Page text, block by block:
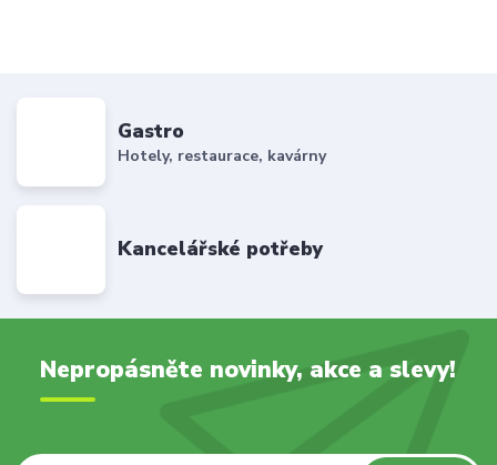
Gastro
Hotely, restaurace, kavárny
Kancelářské potřeby
Nepropásněte novinky, akce a slevy!